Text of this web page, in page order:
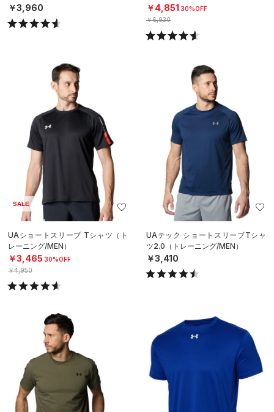
EN）
￥3,960
N）
￥4,851 30%OFF
￥6,930
SALE
UAショートスリーブ Tシャツ（ト
レーニング/MEN）
￥3,465 30%OFF
￥4,950
UAテック ショートスリーブTシャ
ツ2.0（トレーニング/MEN）
￥3,410